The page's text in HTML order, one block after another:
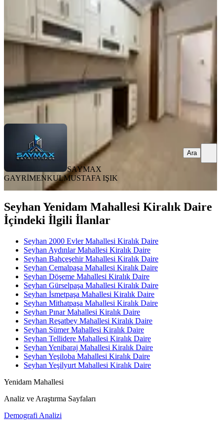
Seyhan, Reşatbey Mahallesi
2+1·100 m²
20.000 ₺
SAYMAX GAYRİMENKULMUSTAFA IŞIK
SAYMAX
GAYRİMENKULMUSTAFA IŞIK
Ara
Seyhan Yenidam Mahallesi Kiralık Daire
İçindeki İlgili İlanlar
Seyhan 2000 Evler Mahallesi Kiralık Daire
Seyhan Aydınlar Mahallesi Kiralık Daire
Seyhan Bahçeşehir Mahallesi Kiralık Daire
Seyhan Cemalpaşa Mahallesi Kiralık Daire
Seyhan Döşeme Mahallesi Kiralık Daire
Seyhan Gürselpaşa Mahallesi Kiralık Daire
Seyhan İsmetpaşa Mahallesi Kiralık Daire
Seyhan Mithatpaşa Mahallesi Kiralık Daire
Seyhan Pınar Mahallesi Kiralık Daire
Seyhan Reşatbey Mahallesi Kiralık Daire
Seyhan Sümer Mahallesi Kiralık Daire
Seyhan Tellidere Mahallesi Kiralık Daire
Seyhan Yenibaraj Mahallesi Kiralık Daire
Seyhan Yeşiloba Mahallesi Kiralık Daire
Seyhan Yeşilyurt Mahallesi Kiralık Daire
Yenidam Mahallesi
Analiz ve Araştırma Sayfaları
Demografi Analizi